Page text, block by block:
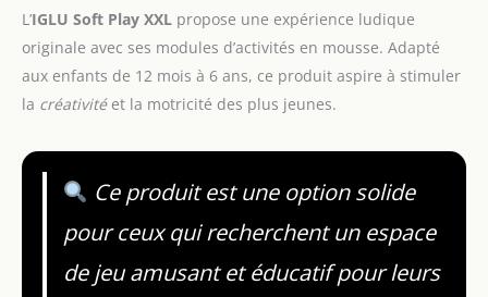
L’IGLU Soft Play XXL propose une expérience ludique
originale avec ses modules d’activités en mousse. Adapté
aux enfants de 12 mois à 6 ans, ce produit aspire à stimuler
la créativitéet la motricité des plus jeunes.
Ce produit est une option solide
pour ceux qui recherchent un espace
de jeu amusant et éducatif pour leurs